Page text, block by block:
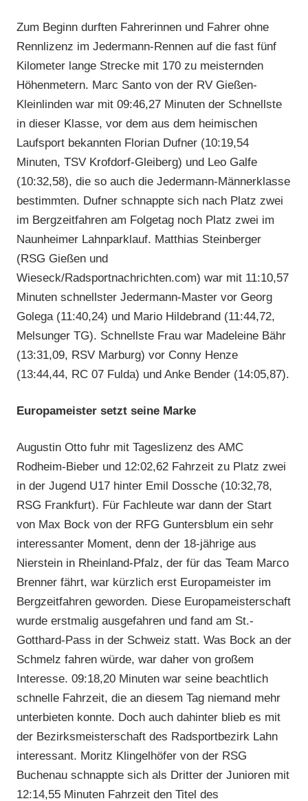
Zum Beginn durften Fahrerinnen und Fahrer ohne
Rennlizenz im Jedermann-Rennen auf die fast fünf
Kilometer lange Strecke mit 170 zu meisternden
Höhenmetern. Marc Santo von der RV Gießen-
Kleinlinden war mit 09:46,27 Minuten der Schnellste
in dieser Klasse, vor dem aus dem heimischen
Laufsport bekannten Florian Dufner (10:19,54
Minuten, TSV Krofdorf-Gleiberg) und Leo Galfe
(10:32,58), die so auch die Jedermann-Männerklasse
bestimmten. Dufner schnappte sich nach Platz zwei
im Bergzeitfahren am Folgetag noch Platz zwei im
Naunheimer Lahnparklauf. Matthias Steinberger
(RSG Gießen und
Wieseck/Radsportnachrichten.com) war mit 11:10,57
Minuten schnellster Jedermann-Master vor Georg
Golega (11:40,24) und Mario Hildebrand (11:44,72,
Melsunger TG). Schnellste Frau war Madeleine Bähr
(13:31,09, RSV Marburg) vor Conny Henze
(13:44,44, RC 07 Fulda) und Anke Bender (14:05,87).
Europameister setzt seine Marke
Augustin Otto fuhr mit Tageslizenz des AMC
Rodheim-Bieber und 12:02,62 Fahrzeit zu Platz zwei
in der Jugend U17 hinter Emil Dossche (10:32,78,
RSG Frankfurt). Für Fachleute war dann der Start
von Max Bock von der RFG Guntersblum ein sehr
interessanter Moment, denn der 18-jährige aus
Nierstein in Rheinland-Pfalz, der für das Team Marco
Brenner fährt, war kürzlich erst Europameister im
Bergzeitfahren geworden. Diese Europameisterschaft
wurde erstmalig ausgefahren und fand am St.-
Gotthard-Pass in der Schweiz statt. Was Bock an der
Schmelz fahren würde, war daher von großem
Interesse. 09:18,20 Minuten war seine beachtlich
schnelle Fahrzeit, die an diesem Tag niemand mehr
unterbieten konnte. Doch auch dahinter blieb es mit
der Bezirksmeisterschaft des Radsportbezirk Lahn
interessant. Moritz Klingelhöfer von der RSG
Buchenau schnappte sich als Dritter der Junioren mit
12:14,55 Minuten Fahrzeit den Titel des